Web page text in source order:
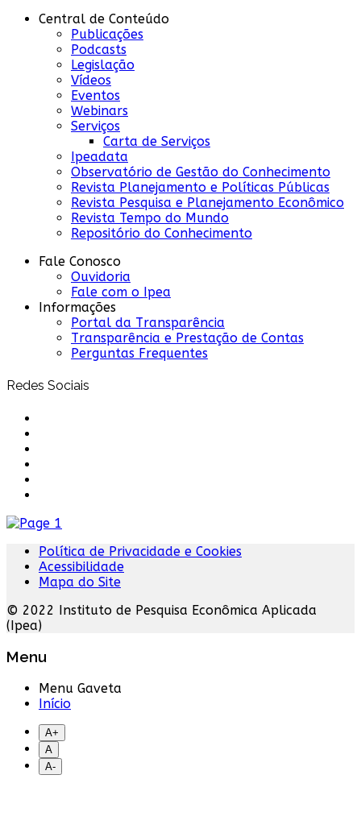
Central de Conteúdo
Publicações
Podcasts
Legislação
Vídeos
Eventos
Webinars
Serviços
Carta de Serviços
Ipeadata
Observatório de Gestão do Conhecimento
Revista Planejamento e Políticas Públicas
Revista Pesquisa e Planejamento Econômico
Revista Tempo do Mundo
Repositório do Conhecimento
Fale Conosco
Ouvidoria
Fale com o Ipea
Informações
Portal da Transparência
Transparência e Prestação de Contas
Perguntas Frequentes
Redes Sociais
Política de Privacidade e Cookies
Acessibilidade
Mapa do Site
© 2022 Instituto de Pesquisa Econômica Aplicada
(Ipea)
Menu
Menu Gaveta
Início
A+
A
A-